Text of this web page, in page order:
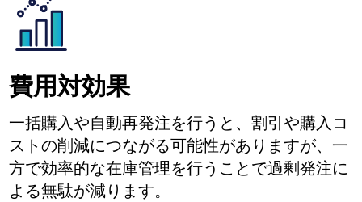
費用対効果
一括購入や自動再発注を行うと、割引や購入コ
ストの削減につながる可能性がありますが、一
方で効率的な在庫管理を行うことで過剰発注に
よる無駄が減ります。